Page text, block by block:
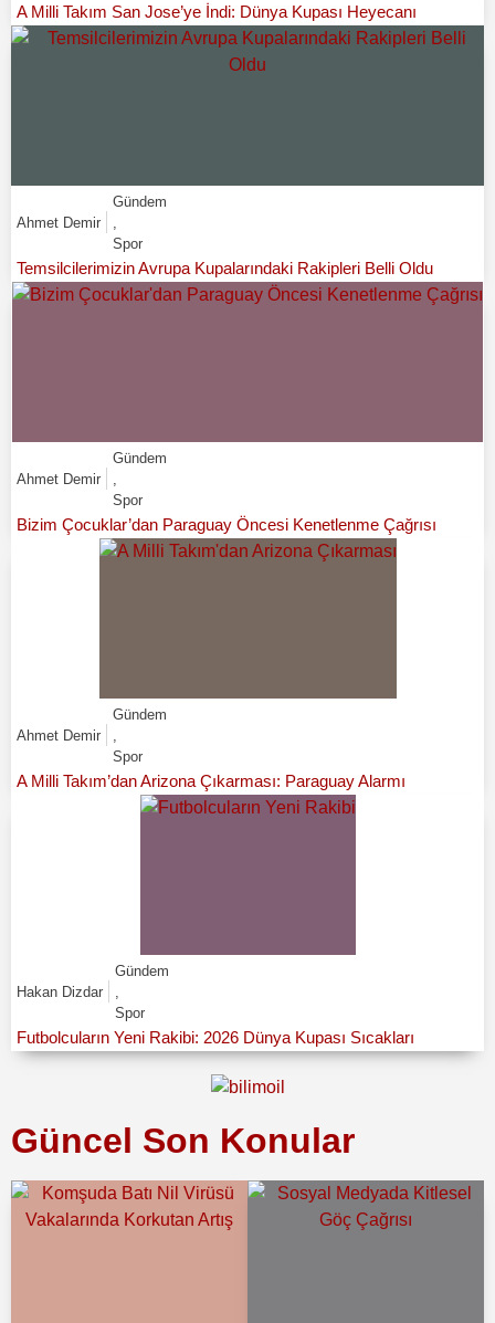
A Milli Takım San Jose’ye İndi: Dünya Kupası Heyecanı
Ahmet Demir
Gündem
Spor
Temsilcilerimizin Avrupa Kupalarındaki Rakipleri Belli Oldu
Ahmet Demir
Gündem
Spor
Bizim Çocuklar’dan Paraguay Öncesi Kenetlenme Çağrısı
Ahmet Demir
Gündem
Spor
A Milli Takım’dan Arizona Çıkarması: Paraguay Alarmı
Hakan Dizdar
Gündem
Spor
Futbolcuların Yeni Rakibi: 2026 Dünya Kupası Sıcakları
Güncel Son Konular